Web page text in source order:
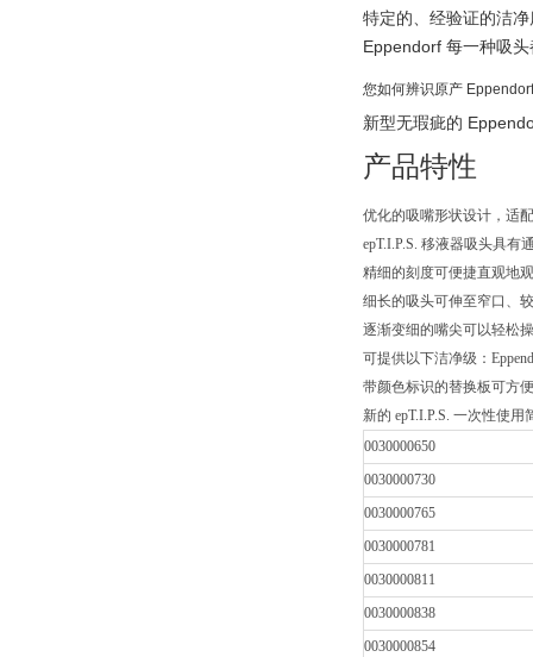
特定的、经验证的洁
Eppendorf 每一种吸
您如何辨识原产
新型无瑕疵的
产品特性
优化的吸嘴形状设计，适
epT.I.P.S. 移液器吸头具有
精细的刻度可便捷直观地
细长的吸头可伸至窄口、
逐渐变细的嘴尖可以轻松
可提供以下洁净级：
带颜色标识的替换板可方
新的 epT.I.P.S. 一次性使
0030000650
0030000730
0030000765
0030000781
0030000811
0030000838
0030000854